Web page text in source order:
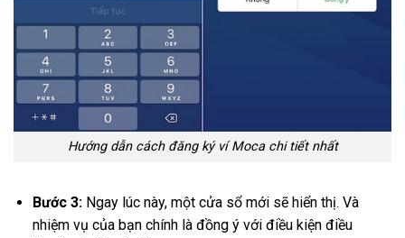
Hướng dẫn cách đăng ký ví Moca chi tiết nhất
Bước 3:Ngay lúc này, một cửa sổ mới sẽ hiển thị. Và
nhiệm vụ của bạn chính là đồng ý với điều kiện điều